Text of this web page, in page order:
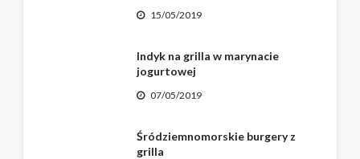
15/05/2019
Indyk na grilla w marynacie
jogurtowej
07/05/2019
Śródziemnomorskie burgery z
grilla